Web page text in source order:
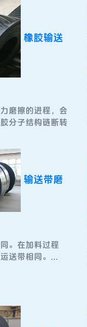
橡胶输送
磨擦的进程，会
分子结构链断转
输送带磨
。在加料过程
送带相同。...